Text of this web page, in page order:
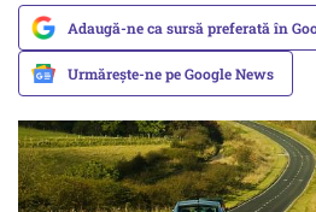
Adaugă-ne ca sursă preferată în
Urmărește-ne pe Google News